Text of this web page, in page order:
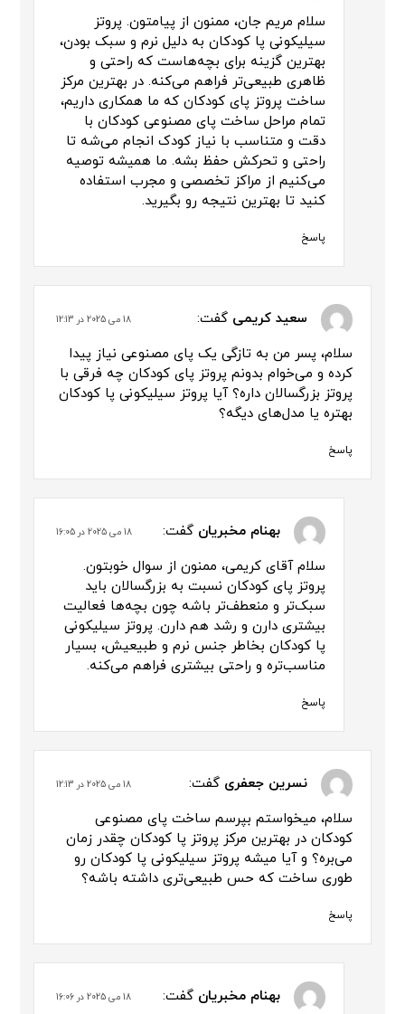
سلام مریم جان، ممنون از پیامتون. پروتز
سیلیکونی پا کودکان به دلیل نرم و سبک بودن،
بهترین گزینه برای بچه‌هاست که راحتی و
ظاهری طبیعی‌تر فراهم می‌کنه. در بهترین مرکز
ساخت پروتز پای کودکان که ما همکاری داریم،
تمام مراحل ساخت پای مصنوعی کودکان با
دقت و متناسب با نیاز کودک انجام می‌شه تا
راحتی و تحرکش حفظ بشه. ما همیشه توصیه
می‌کنیم از مراکز تخصصی و مجرب استفاده
کنید تا بهترین نتیجه رو بگیرید.
پاسخ
سعید کریمی گفت: 18 می 2025 در 12:13
سلام، پسر من به تازگی یک پای مصنوعی نیاز پیدا
کرده و می‌خوام بدونم پروتز پای کودکان چه فرقی با
پروتز بزرگسالان داره؟ آیا پروتز سیلیکونی پا کودکان
بهتره یا مدل‌های دیگه؟
پاسخ
بهنام مخبریان گفت: 18 می 2025 در 16:05
سلام آقای کریمی، ممنون از سوال خوبتون.
پروتز پای کودکان نسبت به بزرگسالان باید
سبک‌تر و منعطف‌تر باشه چون بچه‌ها فعالیت
بیشتری دارن و رشد هم دارن. پروتز سیلیکونی
پا کودکان بخاطر جنس نرم و طبیعیش، بسیار
مناسب‌تره و راحتی بیشتری فراهم می‌کنه.
پاسخ
نسرین جعفری گفت: 18 می 2025 در 12:13
سلام، میخواستم بپرسم ساخت پای مصنوعی
کودکان در بهترین مرکز پروتز پا کودکان چقدر زمان
می‌بره؟ و آیا میشه پروتز سیلیکونی پا کودکان رو
طوری ساخت که حس طبیعی‌تری داشته باشه؟
پاسخ
بهنام مخبریان گفت: 18 می 2025 در 16:06